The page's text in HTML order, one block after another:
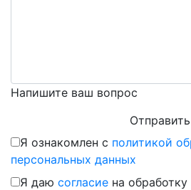
Напишите ваш вопрос
Я ознакомлен с политикой
персональных данных
Я даю согласие на